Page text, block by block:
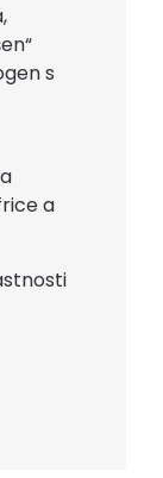
s
a